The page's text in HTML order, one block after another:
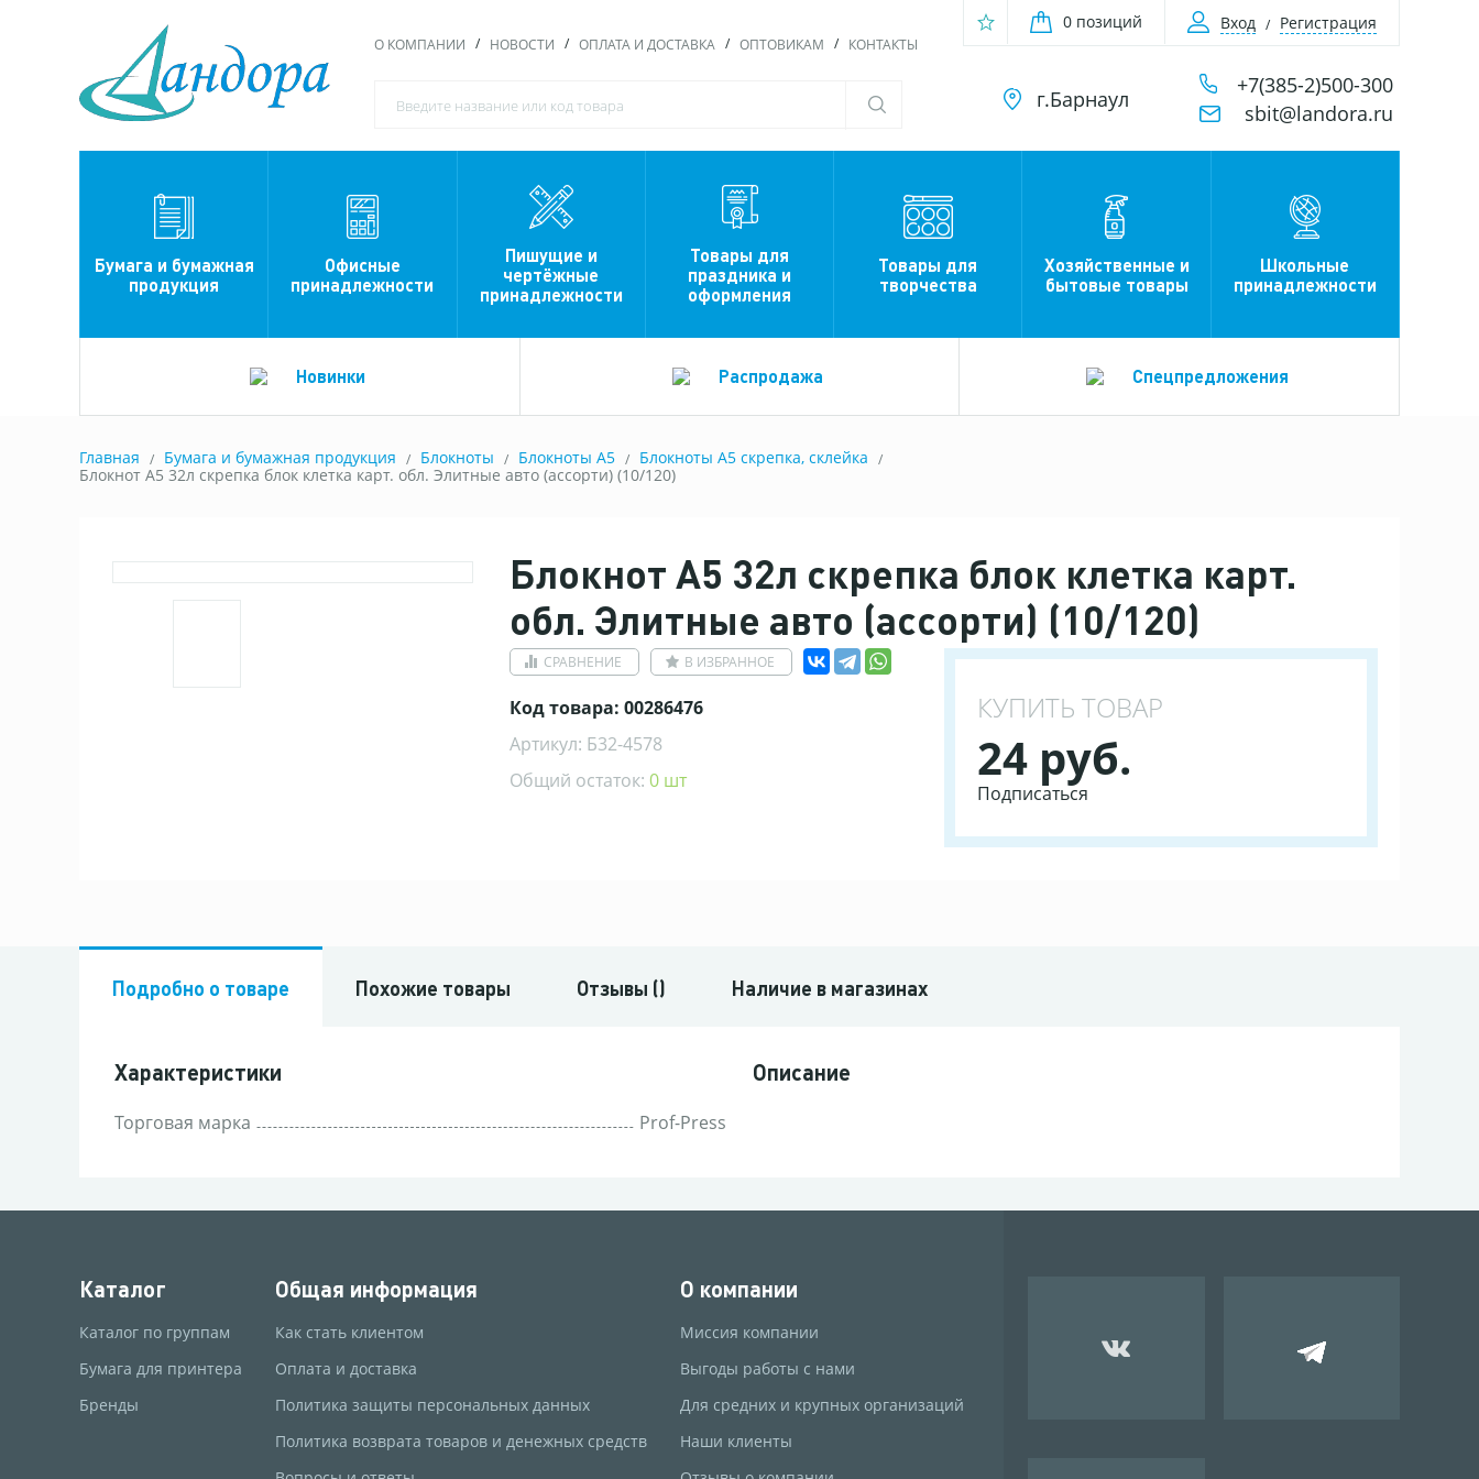
О КОМПАНИИ НОВОСТИ ОПЛАТА И ДОСТАВКА ОПТОВИКАМ КОНТАКТЫ
0 позиций Вход Регистрация
г.Барнаул
+7(385-2)500-300
sbit@landora.ru
Бумага и бумажная
продукция
Офисные
принадлежности
Пишущие и
чертёжные
принадлежности
Товары для
праздника и
оформления
Товары для
творчества
Хозяйственные и
бытовые товары
Школьные
принадлежности
Новинки Распродажа Спецпредложения
Главная Бумага и бумажная продукция Блокноты Блокноты A5
Блокноты А5 скрепка, склейка
Блокнот А5 32л скрепка блок клетка карт. обл. Элитные авто (ассорти) (10/120)
Блокнот А5 32л скрепка блок клетка карт.
обл. Элитные авто (ассорти) (10/120)
СРАВНЕНИЕ В ИЗБРАННОЕ
Код товара: 00286476
Артикул: Б32-4578
Общий остаток:0 шт
КУПИТЬ ТОВАР
24 руб.
Подписаться
Подробно о товаре Похожие товары Отзывы () Наличие в магазинах
Характеристики
Торговая марка Prof-Press
Описание
Каталог
Каталог по группам
Бумага для принтера
Бренды
Общая информация
Как стать клиентом
Оплата и доставка
Политика защиты персональных данных
Политика возврата товаров и денежных средств
О компании
Миссия компании
Выгоды работы с нами
Для средних и крупных организаций
Наши клиенты